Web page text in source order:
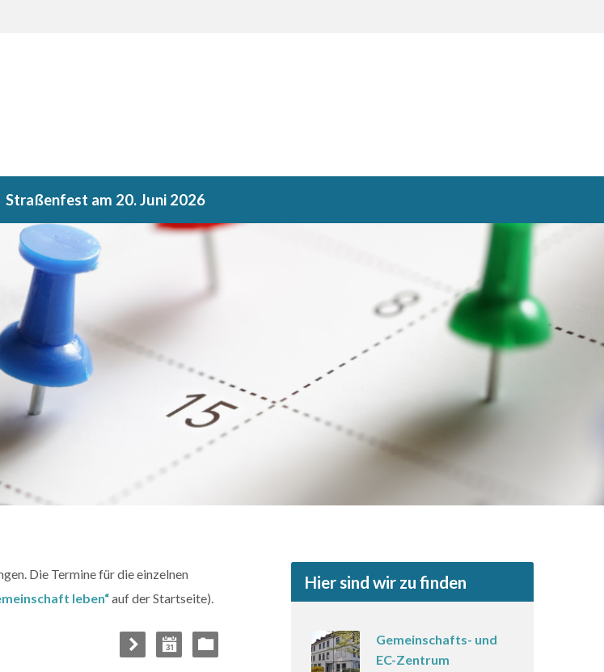
Straßenfest am 20. Juni 2026
Die Termine für die einzelnen
leben“auf der Startseite).
Hier sind wir zu finden
Gemeinschafts- und
EC-Zentrum